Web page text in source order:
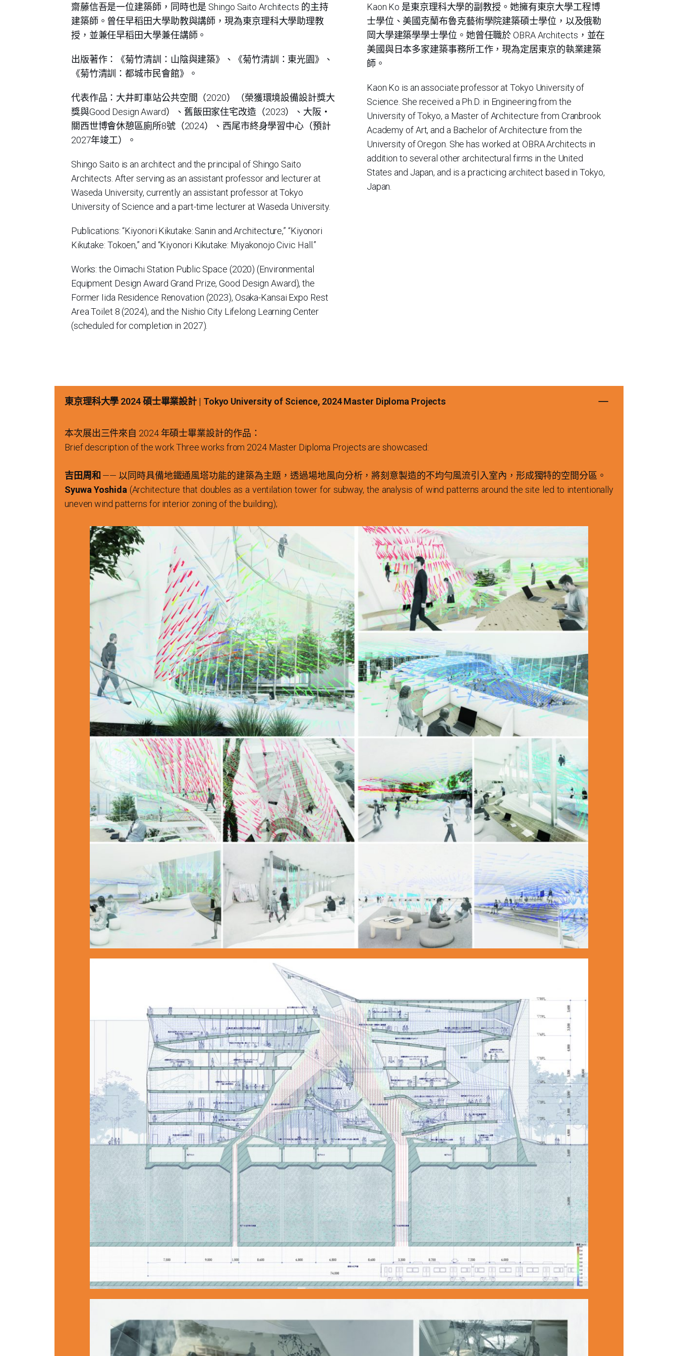
齋藤信吾是一位建築師，同時也是 Shingo Saito Architects 的主持
建築師。曾任早稻田大學助教與講師，現為東京理科大學助理教
授，並兼任早稻田大學兼任講師。
出版著作：《菊竹清訓：山陰與建築》、《菊竹清訓：東光園》、
《菊竹清訓：都城市民會館》。
代表作品：大井町車站公共空間（2020）（榮獲環境設備設計獎大
獎與Good Design Award）、舊飯田家住宅改造（2023）、大阪・
關西世博會休憩區廁所8號（2024）、西尾市終身學習中心（預計
2027年竣工）。
Shingo Saito is an architect and the principal of Shingo Saito
Architects. After serving as an assistant professor and lecturer at
Waseda University, currently an assistant professor at Tokyo
University of Science and a part-time lecturer at Waseda University.
Publications: “Kiyonori Kikutake: Sanin and Architecture,” “Kiyonori
Kikutake: Tokoen,” and “Kiyonori Kikutake: Miyakonojo Civic Hall.”
Works: the Oimachi Station Public Space (2020) (Environmental
Equipment Design Award Grand Prize, Good Design Award), the
Former Iida Residence Renovation (2023), Osaka-Kansai Expo Rest
Area Toilet 8 (2024), and the Nishio City Lifelong Learning Center
(scheduled for completion in 2027).
Kaon Ko 是東京理科大學的副教授。她擁有東京大學工程博
士學位、美國克蘭布魯克藝術學院建築碩士學位，以及俄勒
岡大學建築學學士學位。她曾任職於 OBRA Architects，並在
美國與日本多家建築事務所工作，現為定居東京的執業建築
師。
Kaon Ko is an associate professor at Tokyo University of
Science. She received a Ph.D. in Engineering from the
University of Tokyo, a Master of Architecture from Cranbrook
Academy of Art, and a Bachelor of Architecture from the
University of Oregon. She has worked at OBRA Architects in
addition to several other architectural firms in the United
States and Japan, and is a practicing architect based in Tokyo,
Japan.
東京理科大學 2024 碩士畢業設計 | Tokyo University of Science, 2024 Master Diploma Projects
本次展出三件來自 2024 年碩士畢業設計的作品：
Brief description of the work Three works from 2024 Master Diploma Projects are showcased:
吉田周和 —— 以同時具備地鐵通風塔功能的建築為主題，透過場地風向分析，將刻意製造的不均勻風流引入室內，形成獨特的空間分區。
Syuwa Yoshida (Architecture that doubles as a ventilation tower for subway, the analysis of wind patterns around the site led to intentionally
uneven wind patterns for interior zoning of the building);